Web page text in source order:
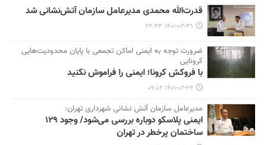
قدرت‌الله محمدی مدیرعامل سازمان آتش‌نشانی شد
۱۴۰۱-۰۲-۳۱ ۲۲:۴۳
ضرورت توجه به ایمنی اماکن تجمعی با پایان محدودیت‌هایی
کرونایی
با فروکش کرونا؛ ایمنی را فراموش نکنید
۱۴۰۱-۰۲-۲۴ ۰۹:۰۲
مدیرعامل سازمان آتش نشانی شهرداری تهران:
ایمنی پلاسکو دوباره بررسی می‌شود/ وجود ۱۲۹
ساختمان پرخطر در تهران